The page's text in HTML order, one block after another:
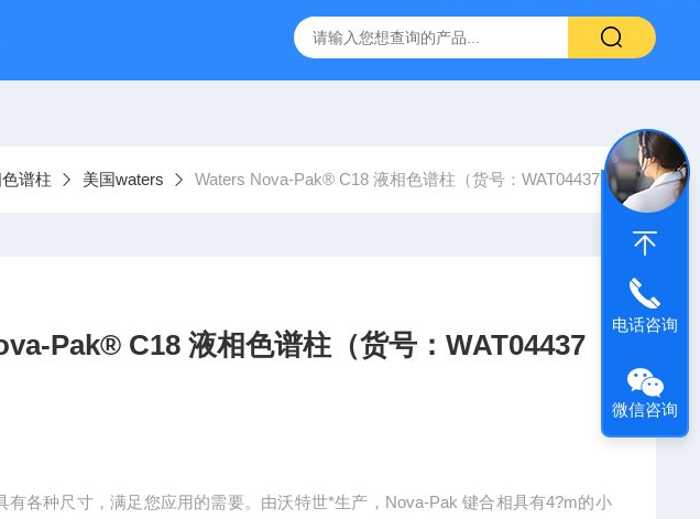
津GL Inertsil ODS-3 4.6*250mm/5um 5020-01732 大连依利特Hypersil ODS2
谱柱 美国waters Waters Nova-Pak® C18 液相色谱柱（货号：WAT044375）
Pak® C18 液相色谱柱（货号：WAT04437
有各种尺寸，满足您应用的需要。由沃特世*生产，Nova-Pak 键合相具有4?m的小
电话咨询
微信咨询